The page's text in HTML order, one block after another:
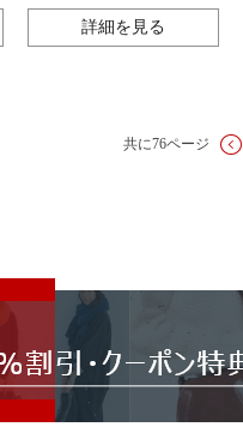
詳細を見る
共に76ページ